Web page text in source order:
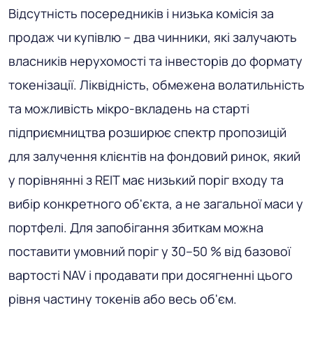
Відсутність посередників і низька комісія за
продаж чи купівлю – два чинники, які залучають
власників нерухомості та інвесторів до формату
токенізації. Ліквідність, обмежена волатильність
та можливість мікро-вкладень на старті
підприємництва розширює спектр пропозицій
для залучення клієнтів на фондовий ринок, який
у порівнянні з REIT має низький поріг входу та
вибір конкретного об'єкта, а не загальної маси у
портфелі. Для запобігання збиткам можна
поставити умовний поріг у 30–50 % від базової
вартості NAV і продавати при досягненні цього
рівня частину токенів або весь об'єм.